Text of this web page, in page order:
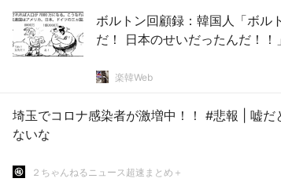
ボルトン回顧録：韓国人「ボル
だ！ 日本のせいだったんだ！！
楽韓Web
埼玉でコロナ感染者が激増中！！ #悲報 | 嘘だと言ってくれぇ〜 | 千葉は民度低いのに少
ないな
２ちゃんねるニュース超速まとめ＋